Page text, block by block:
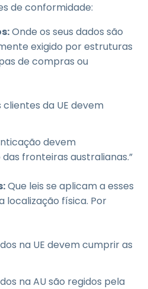
de conformidade:
Onde os seus dados são
exigido por estruturas
de compras ou
clientes da UE devem
devem
fronteiras australianas.”
Que leis se aplicam a esses
localização física. Por
na UE devem cumprir as
na AU são regidos pela